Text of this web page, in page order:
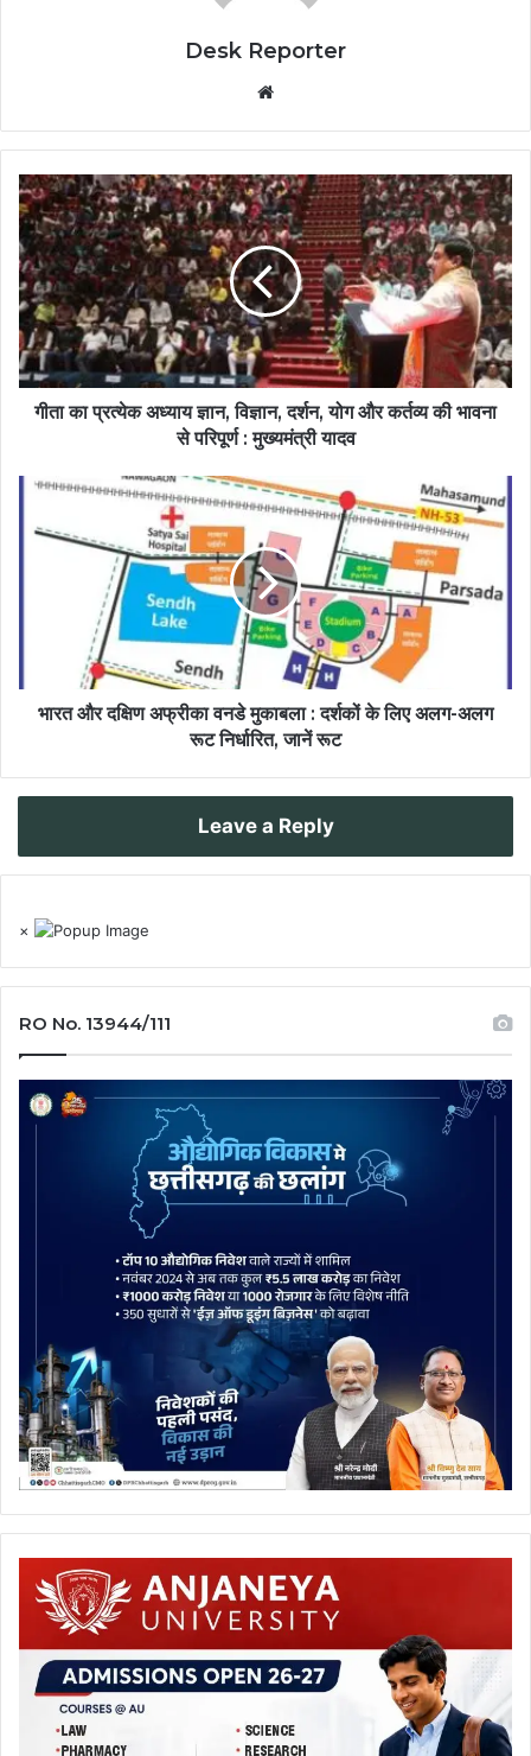
Desk Reporter
गीता का प्रत्येक अध्याय ज्ञान, विज्ञान, दर्शन, योग और कर्तव्य की भावना
से परिपूर्ण : मुख्यमंत्री यादव
भारत और दक्षिण अफ्रीका वनडे मुकाबला : दर्शकों के लिए अलग-अलग
रूट निर्धारित, जानें रूट
Leave a Reply
×
RO No. 13944/111